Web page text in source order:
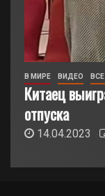
В МИРЕ ВИДЕО
Китаец
отпуска
14.04.2023